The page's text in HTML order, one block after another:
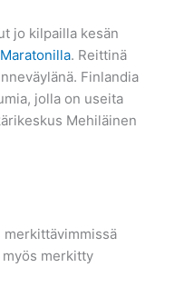
jo kilpailla kesän
. Reittinä
Finlandia
jolla on useita
Mehiläinen
merkitty